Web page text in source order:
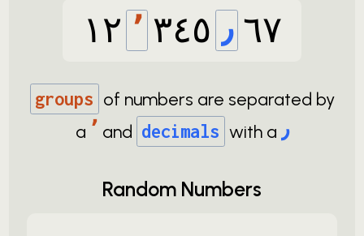
١٢ ٬ ٣٤٥ ٫ ٦٧
groups of numbers are separated by
a ٬ and decimals with a ٫
Random Numbers